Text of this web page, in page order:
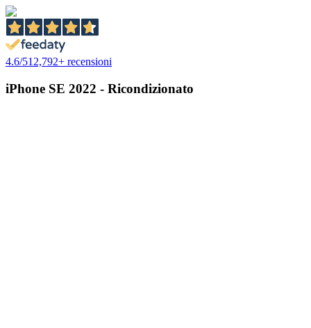
4.6/512,792+ recensioni
iPhone SE 2022 - Ricondizionato